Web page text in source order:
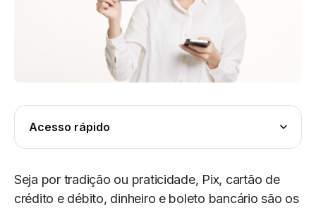
Acesso rápido
Seja por tradição ou praticidade, Pix, cartão de
crédito e débito, dinheiro e boleto bancário são os